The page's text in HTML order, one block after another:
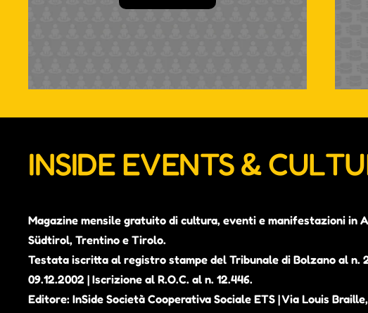
INSIDE EVENTS &
Magazine mensile gratuito di cultura, eventi e manifestazioni in
Südtirol, Trentino e Tirolo.
Testata iscritta al registro stampe del Tribunale di Bolzano al n.
09.12.2002 | Iscrizione al R.O.C. al n. 12.446.
Editore: InSide Società Cooperativa Sociale ETS | Via Louis